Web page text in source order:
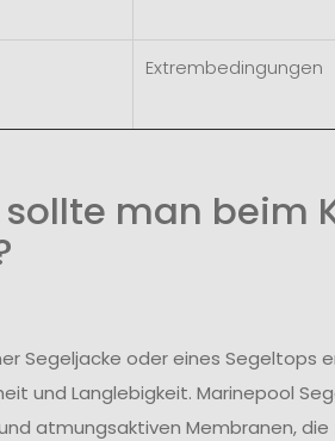
Extrembedingungen
man beim
Segeljacke oder eines
und Langlebigkeit. Marinepool
atmungsaktiven Membranen,